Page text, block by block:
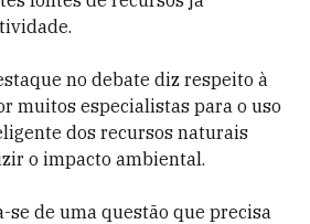
no debate diz respeito à
muitos especialistas para o uso
dos recursos naturais
o impacto ambiental.
se de uma questão que precisa